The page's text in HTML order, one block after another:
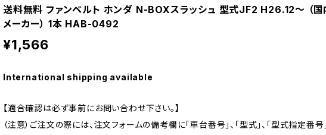
送料無料 ファンベルト ホンダ N-BOXスラッシュ 型式JF2 H26.12～ （国
メーカー） 1本 HAB-0492
¥1,566
International shipping available
【適合確認は必ず事前にお問い合わせ下さい。】
（注意）ご注文の際には、注文フォームの備考欄に「車台番号」、「型式」、「型式指定番号